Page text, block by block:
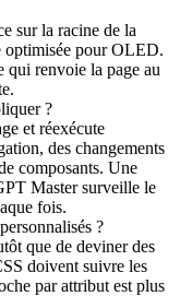
sur la racine de la
optimisée pour OLED.
qui renvoie la page au
?
et réexécute
des changements
composants. Une
Master surveille le
fois.
?
que de deviner des
doivent suivre les
par attribut est plus